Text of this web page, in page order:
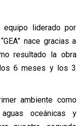
liderado por
nace gracias a
resultado la obra
6 meses y los 3
ambiente como
oceánicas y